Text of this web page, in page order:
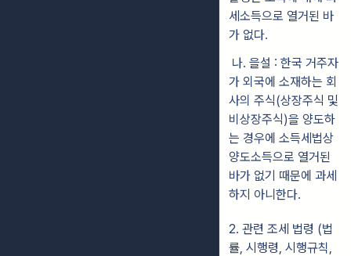
세소득으로 열거된 바
가 없다.
나. 을설 : 한국 거주자
가 외국에 소재하는 회
사의 주식(상장주식 및
비상장주식)을 양도하
는 경우에 소득세법상
양도소득으로 열거된
바가 없기 때문에 과세
하지 아니한다.
2. 관련 조세 법령 (법
률, 시행령, 시행규칙,